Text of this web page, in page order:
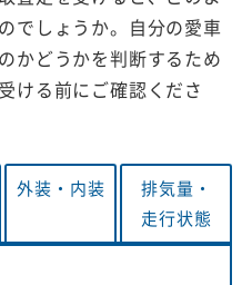
でしょうか。自分の愛車
かどうかを判断するため
ける前にご確認くださ
外装・ 内装
排気量・
走行状態